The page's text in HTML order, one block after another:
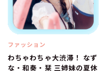
ファッション
わちゃわちゃ大渋滞！ なず
な・和奏・栞 三姉妹の夏休